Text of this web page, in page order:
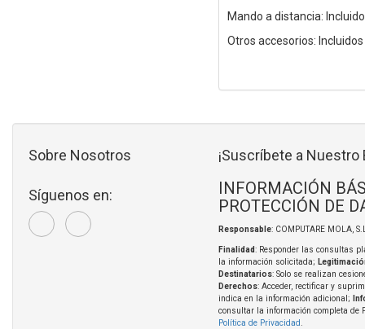
Mando a distancia: Incluido
Otros accesorios: Incluidos
Sobre Nosotros
Síguenos en:
¡Suscríbete a Nuestro
INFORMACIÓN
PROTECCIÓN DE
Responsable: COMPUTARE MOLA,
Finalidad: Responder las consultas
la información solicitada;
Destinatarios: Solo se realizan
Derechos: Acceder, rectificar y
indica en la información adicional;
consultar la información completa de
Política de Privacidad